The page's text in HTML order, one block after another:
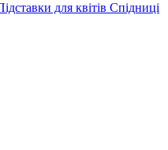
для квітів Спідниці